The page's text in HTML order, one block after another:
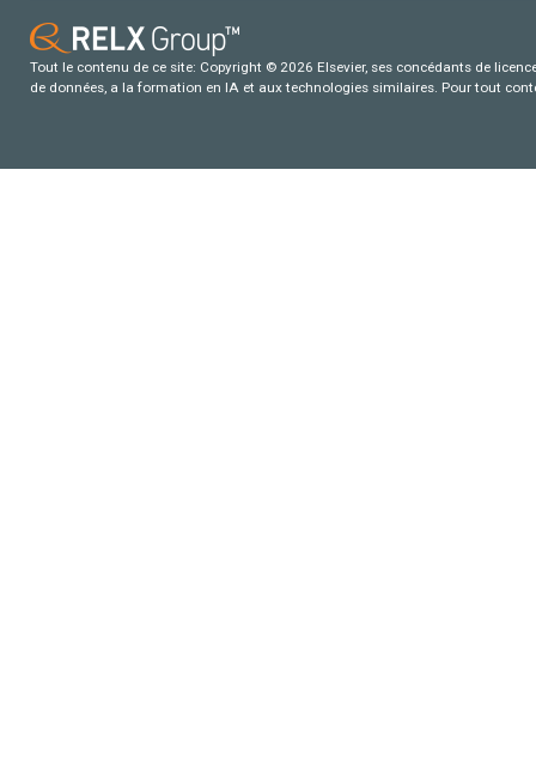
Tout le contenu de ce site: Copyright © 2026 Elsevier, ses concédants de
de données, a la formation en IA et aux technologies similaires. Pour tout